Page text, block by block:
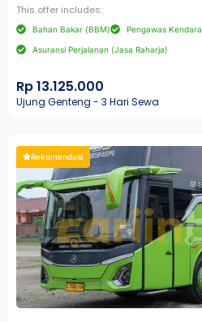
This offer includes:
Bahan Bakar (BBM) Pengawas
Asuransi Perjalanan (Jasa Raharja)
Rp 13.125.000
Ujung Genteng - 3 Hari Sewa
Rekomendasi